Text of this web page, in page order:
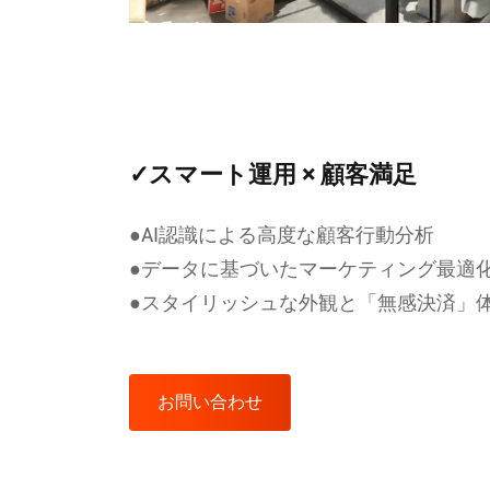
✓スマート運用 × 顧客満足
●AI認識による高度な顧客行動分析
●データに基づいたマーケティング最適
●スタイリッシュな外観と「無感決済」
お問い合わせ